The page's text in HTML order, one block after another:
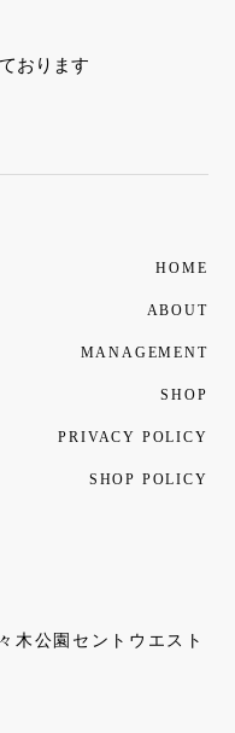
おります
HOME
ABOUT
MANAGEMENT
SHOP
PRIVACY POLICY
SHOP POLICY
公園セントウエスト